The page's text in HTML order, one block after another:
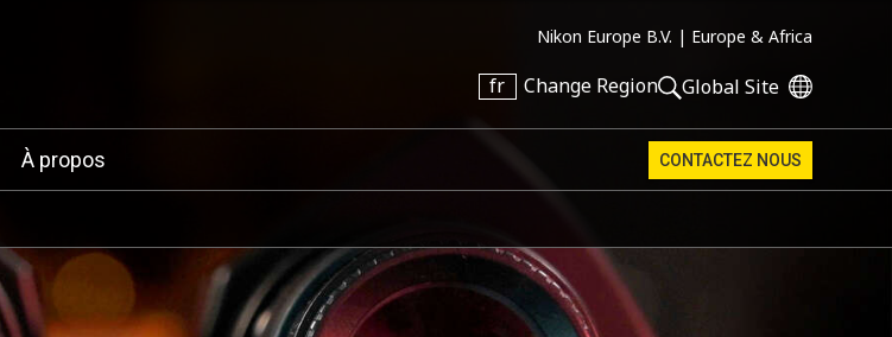
Nikon Europe B.V. | Europe & Africa
fr Change Region Global Site
À propos CONTACTEZ NOUS